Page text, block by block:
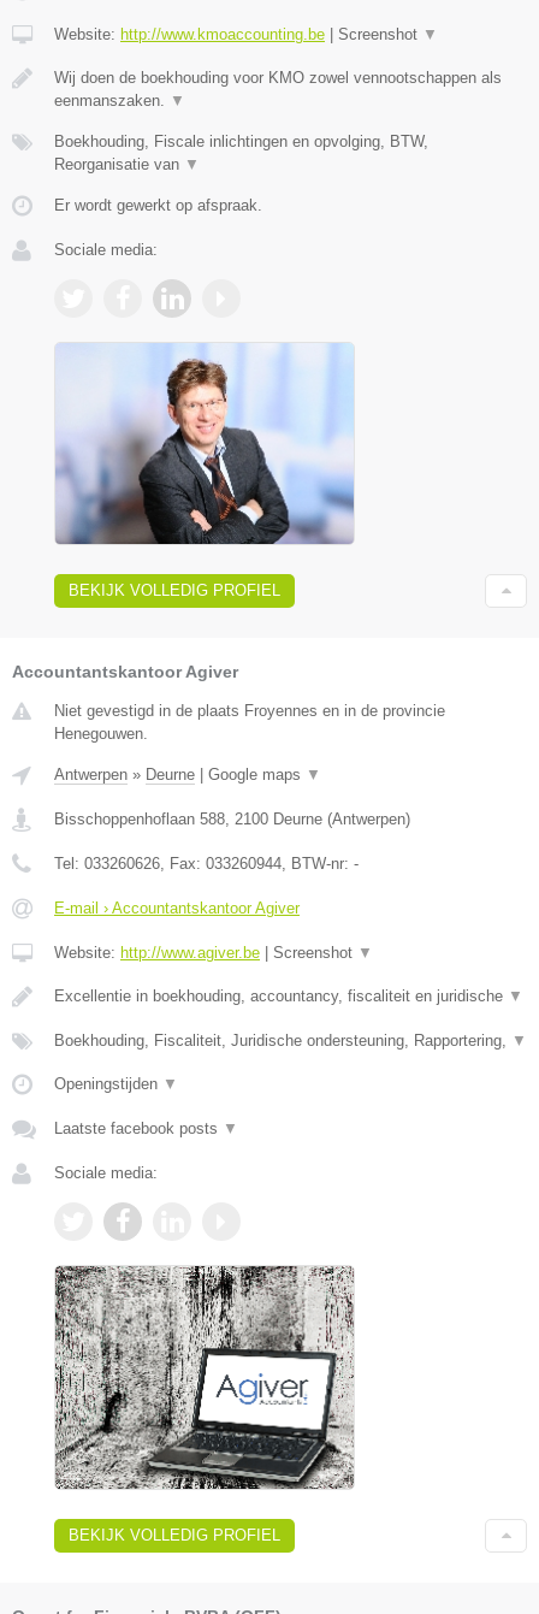
Website: http://www.kmoaccounting.be Screenshot ▼
Wij doen de boekhouding voor KMO zowel vennootschappen als
eenmanszaken. ▼
Boekhouding, Fiscale inlichtingen en opvolging, BTW,
Reorganisatie van ▼
Er wordt gewerkt op afspraak.
Sociale media:
BEKIJK VOLLEDIG PROFIEL
Accountantskantoor Agiver
Niet gevestigd in de plaats Froyennes en in de provincie
Henegouwen.
Antwerpen » Deurne Google maps ▼
Bisschoppenhoflaan 588 2100 Deurne (Antwerpen)
Tel: 033260626 , Fax: 033260944 , BTW-nr: -
E-mail › Accountantskantoor Agiver
Website: http://www.agiver.be Screenshot ▼
Excellentie in boekhouding, accountancy, fiscaliteit en juridische ▼
Boekhouding, Fiscaliteit, Juridische ondersteuning, Rapportering, ▼
Openingstijden ▼
Laatste facebook posts ▼
Sociale media:
BEKIJK VOLLEDIG PROFIEL